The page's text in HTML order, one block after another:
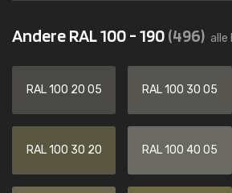
Andere RAL 100 - 190(496) alle
RAL 100 20 05 RAL 100 30 05
RAL 100 30 20 RAL 100 40 05